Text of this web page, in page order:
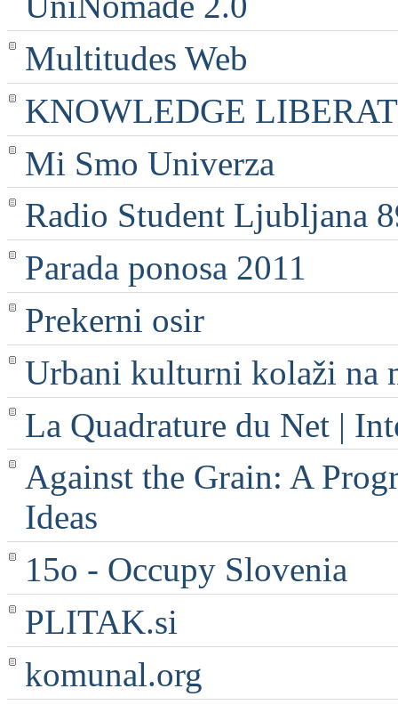
Multitudes Web
KNOWLEDGE
Mi Smo Univerza
Radio Student Ljubljana
Parada ponosa 2011
Prekerni osir
Urbani kulturni kolaži na
La Quadrature du Net |
Against the Grain: A
Ideas
15o - Occupy Slovenia
PLITAK.si
komunal.org